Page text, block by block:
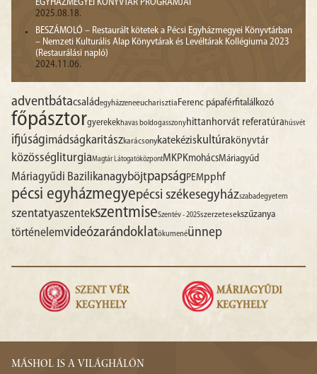
EGYHÁZMEGYEI KÖNYVTÁR PROGRAMJAI
2025.08.18.
BESZÁMOLÓ – Restaurált kötetek a Pécsi Egyházmegyei Könyvtárban
– Nemzeti Kulturális Alap Könyvtárak és Levéltárak Kollégiuma 2023
(Restaurálási napló)
2024.11.06.
adventbátacsaládegyházzeneeucharisztiaFerenc pápaférfitalálkozó
főpásztorgyerekekhavas boldogasszonyhittanhorvát referatúrahúsvét
ifjúságimádságkaritászkarácsonykatekéziskultúrakönyvtár
közösségliturgiaMagtár LátogatóközpontMKPKmohácsMáriagyűd
Máriagyűdi BazilikanagyböjtpapságPEMpphf
pécsi egyházmegyepécsi székesegyházszabadegyetem
szentatyaszentekszentmiseSzentév - 2025szerzetesekszűzanya
történelemvideózarándoklatökumenéünnep
MÁSHOL IS A VILÁGHÁLÓN